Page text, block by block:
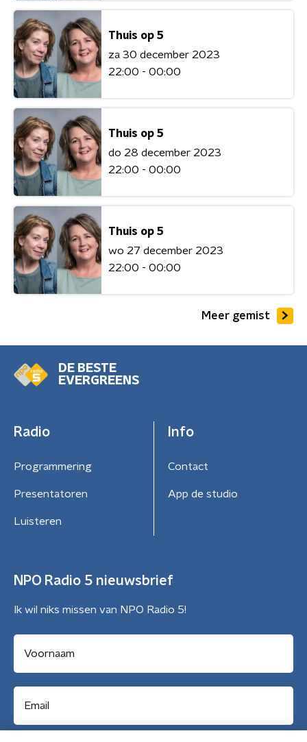
Thuis op 5
za 30 december 2023
22:00 - 00:00
Thuis op 5
do 28 december 2023
22:00 - 00:00
Thuis op 5
wo 27 december 2023
22:00 - 00:00
Meer gemist
DE BESTE
EVERGREENS
Radio
Programmering
Presentatoren
Luisteren
Info
Contact
App de studio
NPO Radio 5 nieuwsbrief
Ik wil niks missen van NPO Radio 5!